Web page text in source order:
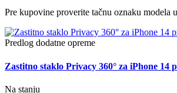
Pre kupovine proverite tačnu oznaku modela
Predlog dodatne opreme
Zastitno staklo Privacy 360° za iPhone 14
Na stanju